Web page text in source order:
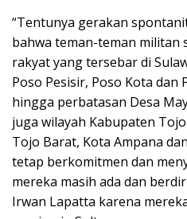
“Tentunya gerakan
bahwa teman-teman militan
rakyat yang tersebar di
Poso Pesisir, Poso Kota dan
hingga perbatasan Desa
juga wilayah Kabupaten
Tojo Barat, Kota Ampana
tetap berkomitmen dan
mereka masih ada dan
Irwan Lapatta karena